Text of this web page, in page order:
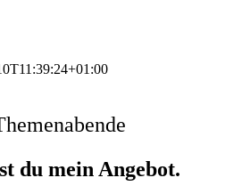
du mein Angebot.